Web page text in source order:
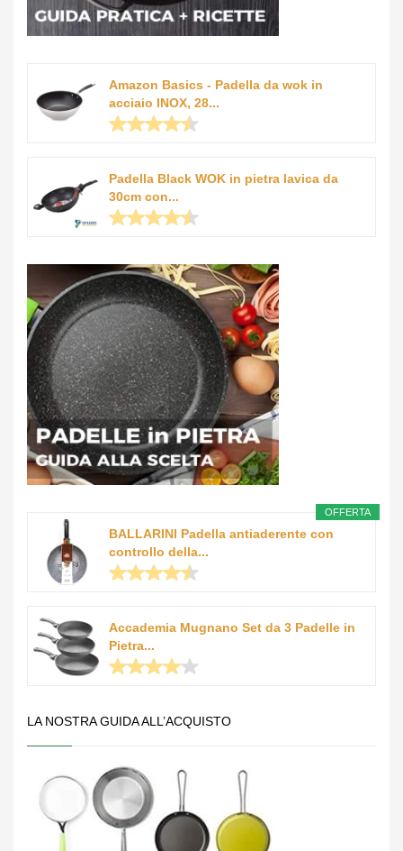
Amazon Basics - Padella da wok in
acciaio INOX, 28...
Padella Black WOK in pietra lavica da
30cm con...
OFFERTA
BALLARINI Padella antiaderente con
controllo della...
Accademia Mugnano Set da 3 Padelle in
Pietra...
LA NOSTRA GUIDA ALL’ACQUISTO